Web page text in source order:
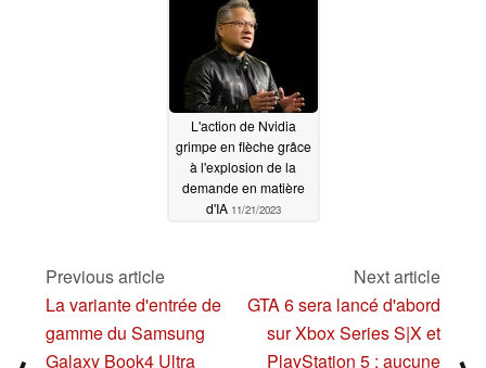
L'action de Nvidia
grimpe en flèche grâce
à l'explosion de la
demande en matière
d'IA 11/21/2023
Previous article
La variante d'entrée de
gamme du Samsung
Galaxy Book4 Ultra
Next article
GTA 6 sera lancé d'abord
sur Xbox Series S|X et
PlayStation 5 ; aucune